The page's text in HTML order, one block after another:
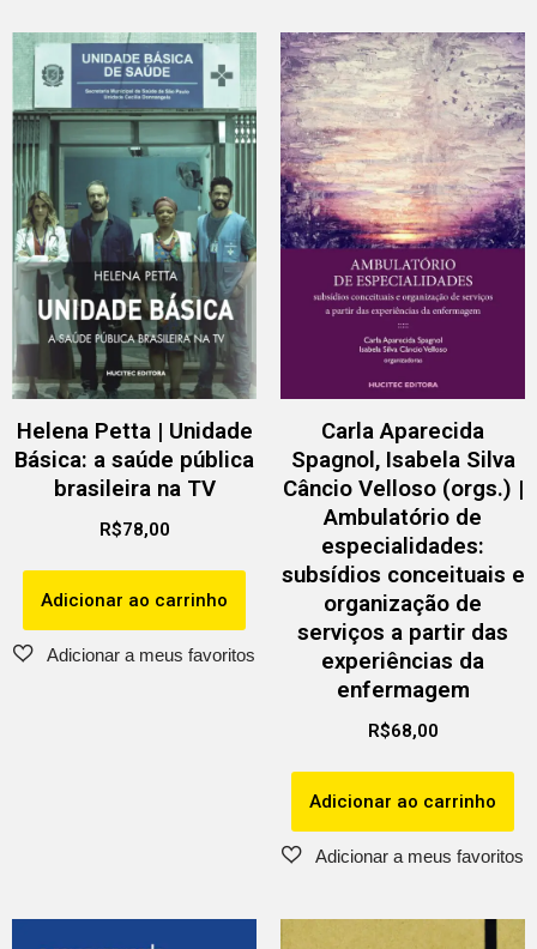
Helena Petta | Unidade
Básica: a saúde pública
brasileira na TV
R$78,00
Adicionar ao carrinho
Carla Aparecida
Spagnol, Isabela Silva
Câncio Velloso (orgs.) |
Ambulatório de
especialidades:
subsídios conceituais e
organização de
serviços a partir das
experiências da
enfermagem
R$68,00
Adicionar ao carrinho